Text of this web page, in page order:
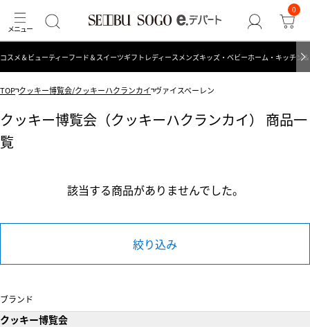
0
コスメ＆ビューティーフード＆スイーツギフト レディース メンズキッズ・ベビーホーム・キッチン
TOP クッキー博覧会/クッキーハクランカイ ヴァイスベーレン
クッキー博覧会（クッキーハクランカイ） 商品一
覧
該当する商品がありませんでした。
絞り込み
ブランド
クッキー博覧会